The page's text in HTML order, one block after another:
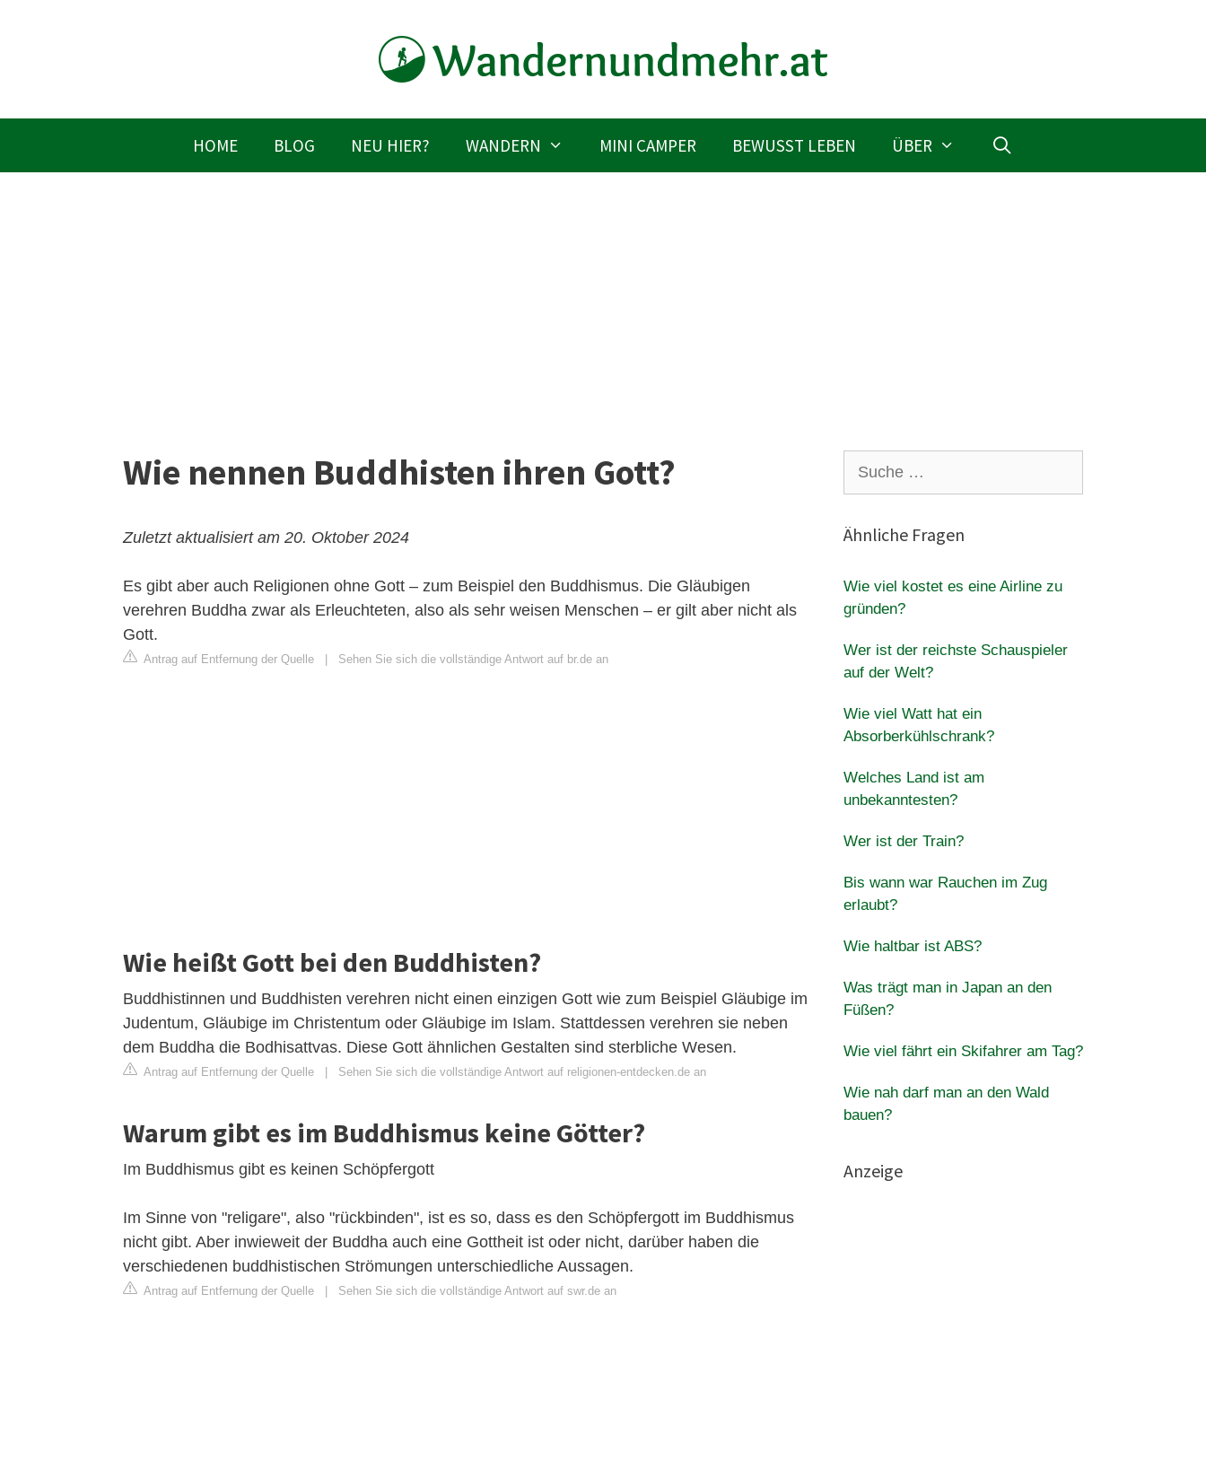
HOME BLOG NEU HIER? WANDERN MINI CAMPER BEWUSST LEBEN ÜBER
Wie nennen Buddhisten ihren Gott?
Zuletzt aktualisiert am 20. Oktober 2024
Es gibt aber auch Religionen ohne Gott – zum Beispiel den Buddhismus. Die Gläubigen
verehren Buddha zwar als Erleuchteten, also als sehr weisen Menschen – er gilt aber nicht als
Gott.
Antrag auf Entfernung der Quelle Sehen Sie sich die vollständige Antwort auf br.de an
Wie heißt Gott bei den Buddhisten?
Buddhistinnen und Buddhisten verehren nicht einen einzigen Gott wie zum Beispiel Gläubige im
Judentum, Gläubige im Christentum oder Gläubige im Islam. Stattdessen verehren sie neben
dem Buddha die Bodhisattvas. Diese Gott ähnlichen Gestalten sind sterbliche Wesen.
Antrag auf Entfernung der Quelle Sehen Sie sich die vollständige Antwort auf religionen-entdecken.de an
Warum gibt es im Buddhismus keine Götter?
Im Buddhismus gibt es keinen Schöpfergott
Im Sinne von "religare", also "rückbinden", ist es so, dass es den Schöpfergott im Buddhismus
nicht gibt. Aber inwieweit der Buddha auch eine Gottheit ist oder nicht, darüber haben die
verschiedenen buddhistischen Strömungen unterschiedliche Aussagen.
Antrag auf Entfernung der Quelle Sehen Sie sich die vollständige Antwort auf swr.de an
nach:
Ähnliche Fragen
Wie viel kostet es eine Airline zu
gründen?
Wer ist der reichste Schauspieler
auf der Welt?
Wie viel Watt hat ein
Absorberkühlschrank?
Welches Land ist am
unbekanntesten?
Wer ist der Train?
Bis wann war Rauchen im Zug
erlaubt?
Wie haltbar ist ABS?
Was trägt man in Japan an den
Füßen?
Wie viel fährt ein Skifahrer am Tag?
Wie nah darf man an den Wald
bauen?
Anzeige